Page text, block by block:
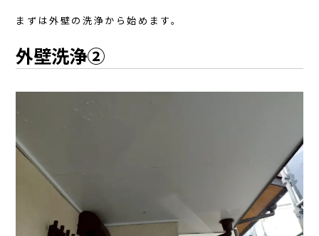
まずは外壁の洗浄から始めます。
外壁洗浄②